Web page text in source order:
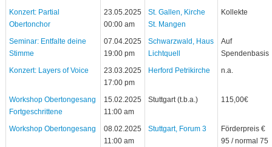
Konzert: Partial
Obertonchor
23.05.2025
00:00 am
St. Gallen, Kirche
St. Mangen
Kollekte
Seminar: Entfalte deine
Stimme
07.04.2025
19:00 pm
Schwarzwald, Haus
Lichtquell
Auf
Spendenbasis
Konzert: Layers of Voice
23.03.2025
17:00 pm
Herford Petrikirche n.a.
Workshop Obertongesang
Fortgeschrittene
15.02.2025
11:00 am
Stuttgart (t.b.a.) 115,00€
Workshop Obertongesang
08.02.2025
11:00 am
Stuttgart, Forum 3
Förderpreis €
95 / normal 75